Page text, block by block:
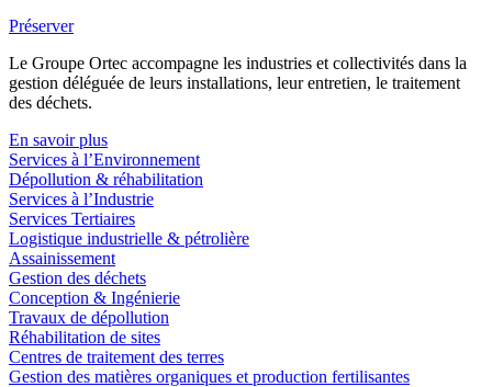
Préserver
Le Groupe Ortec accompagne les industries et collectivités dans la
gestion déléguée de leurs installations, leur entretien, le traitement
des déchets.
En savoir plus
Services à l’Environnement
Dépollution & réhabilitation
Services à l’Industrie
Services Tertiaires
Logistique industrielle & pétrolière
Assainissement
Gestion des déchets
Conception & Ingénierie
Travaux de dépollution
Réhabilitation de sites
Centres de traitement des terres
Gestion des matières organiques et production fertilisantes